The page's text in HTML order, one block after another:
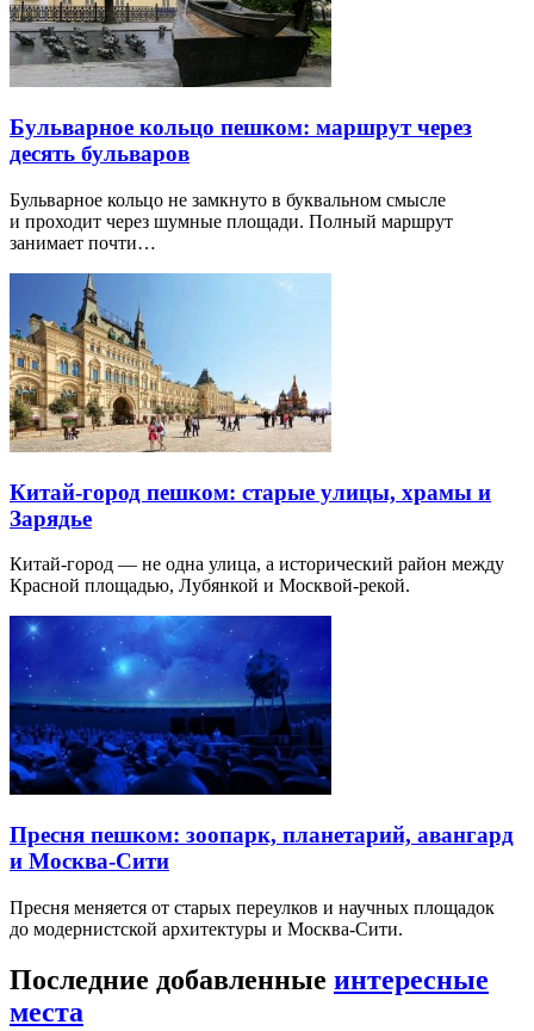
Бульварное кольцо пешком: маршрут через
десять бульваров
Бульварное кольцо не замкнуто в буквальном смысле
и проходит через шумные площади. Полный маршрут
занимает почти…
Китай-город пешком: старые улицы, храмы и
Зарядье
Китай-город — не одна улица, а исторический район между
Красной площадью, Лубянкой и Москвой-рекой.
Пресня пешком: зоопарк, планетарий, авангард
и Москва-Сити
Пресня меняется от старых переулков и научных площадок
до модернистской архитектуры и Москва-Сити.
Последние добавленные интересные
места